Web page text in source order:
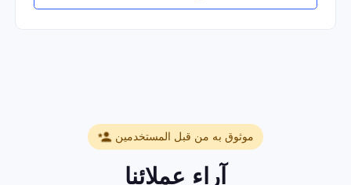
موثوق به من قبل المستخدمين
آراء عملائنا